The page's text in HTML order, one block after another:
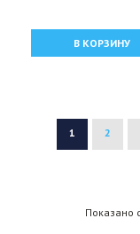
В КОРЗИНУ
1 2
Показано